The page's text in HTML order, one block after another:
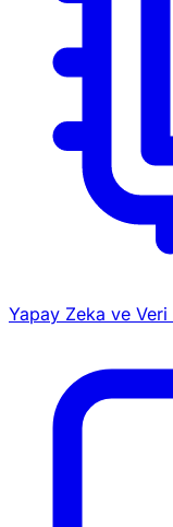
Yapay Zeka ve Veri